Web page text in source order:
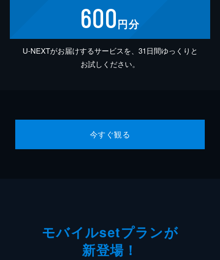
600円分
U-NEXTがお届けするサービスを、31日間ゆっくりと
お試しください。
今すぐ観る
モバイルsetプランが
新登場！